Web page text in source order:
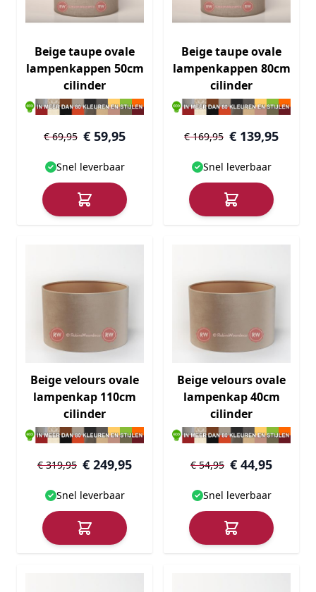
Beige taupe ovale
lampenkappen 50cm
cilinder
€ 59,95
€ 69,95
Snel leverbaar
Beige taupe ovale
lampenkappen 80cm
cilinder
€ 139,95
€ 169,95
Snel leverbaar
Beige velours ovale
lampenkap 110cm
cilinder
€ 249,95
€ 319,95
Snel leverbaar
Beige velours ovale
lampenkap 40cm
cilinder
€ 44,95
€ 54,95
Snel leverbaar